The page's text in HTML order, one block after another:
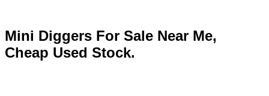
Mini Diggers For Sale Near Me,
Cheap Used Stock.